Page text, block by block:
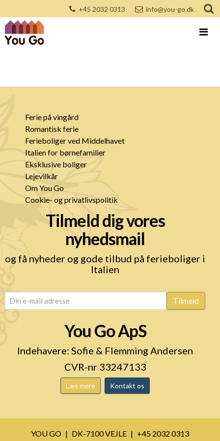
+45 2032 0313 info@you-go.dk
Ferie på vingård
Romantisk ferie
Ferieboliger ved Middelhavet
Italien for børnefamilier
Eksklusive boliger
Lejevilkår
Om You Go
Cookie- og privatlivspolitik
Tilmeld dig vores
nyhedsmail
og få nyheder og gode tilbud på ferieboliger i
Italien
email (Påkrævet) Tilmeld
You Go ApS
Indehavere: Sofie & Flemming Andersen
CVR-nr 33247133
Læs mere Kontakt os
YOU GO DK-7100 VEJLE
+45 2032 0313